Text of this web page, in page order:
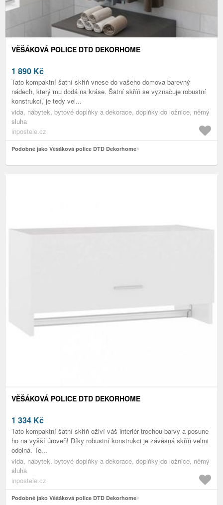
VĚŠÁKOVÁ POLICE DTD DEKORHOME
1 890 Kč
Tato kompaktní šatní skříň vnese do vašeho domova barevný
nádech, který mu dodá na kráse. Šatní skříň se vyznačuje robustní
konstrukcí, je tedy vel...
vida, nábytek, bytové doplňky a dekorace, doplňky do ložnice, němý
sluha
inpostele.cz
Podobně jako Věšáková police DTD Dekorhome
VĚŠÁKOVÁ POLICE DTD DEKORHOME
1 334 Kč
Tato kompaktní šatní skříň oživí váš interiér trochou barvy a posune
ho na vyšší úroveň! Díky robustní konstrukci je závěsná skříň velmi
odolná. Te...
vida, nábytek, bytové doplňky a dekorace, doplňky do ložnice, němý
sluha
inpostele.cz
Podobně jako Věšáková police DTD Dekorhome